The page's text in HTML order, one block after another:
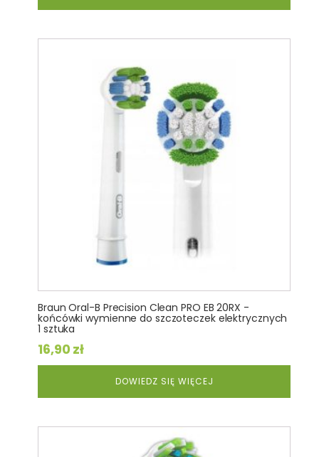
Braun Oral-B Precision Clean PRO EB 20RX -
końcówki wymienne do szczoteczek elektrycznych
1 sztuka
16,90 zł
DOWIEDZ SIĘ WIĘCEJ